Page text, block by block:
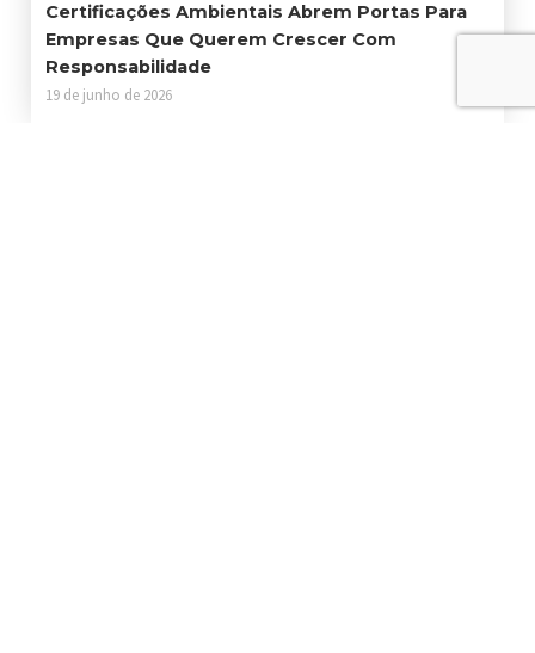
Certificações Ambientais Abrem Portas Para
Empresas Que Querem Crescer Com
Responsabilidade
19 de junho de 2026